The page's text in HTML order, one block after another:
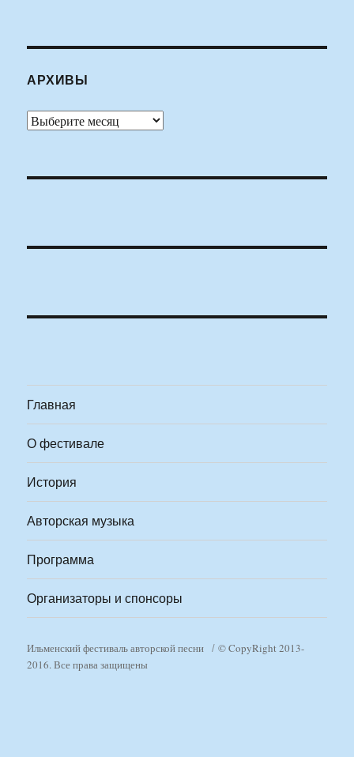
АРХИВЫ
Архивы
Главная
О фестивале
История
Авторская музыка
Программа
Организаторы и спонсоры
Ильменский фестиваль авторской песни
© CopyRight 2013-
2016. Все права защищены